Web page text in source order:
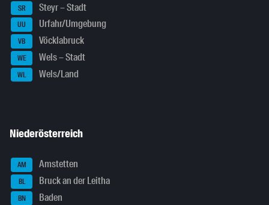
SR Steyr – Stadt
UU Urfahr/Umgebung
VB Vöcklabruck
WE Wels – Stadt
WL Wels/Land
Niederösterreich
AM Amstetten
BL Bruck an der Leitha
BN Baden